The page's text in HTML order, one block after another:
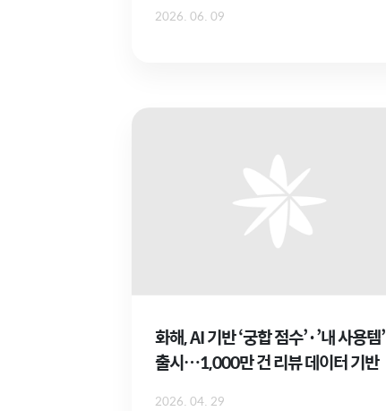
2026. 06. 09
화해, AI 기반 ‘궁합 점수’·’내 사용템’
출시…1,000만 건 리뷰 데이터 기반
2026. 04. 29